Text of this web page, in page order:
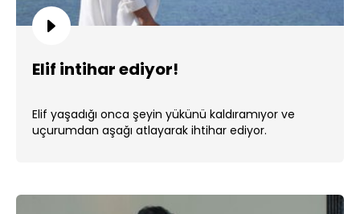
Elif intihar ediyor!
Elif yaşadığı onca şeyin yükünü kaldıramıyor ve
uçurumdan aşağı atlayarak ihtihar ediyor.